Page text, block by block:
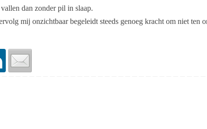
dan zonder pil in slaap.
mij onzichtbaar begeleidt steeds genoeg kracht om niet ten